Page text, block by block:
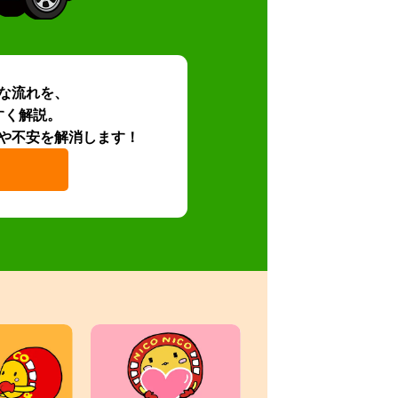
流れを、
解説。
不安を解消します！